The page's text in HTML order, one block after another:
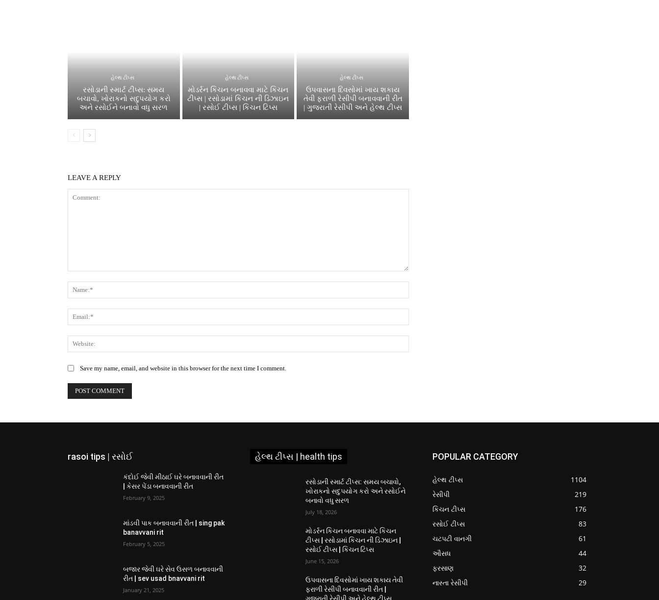
હેલ્થ ટીપ્સ
રસોડાની સ્માર્ટ ટીપ્સ: સમય
બચાવો, ખોરાકનો સદુપયોગ કરો
અને રસોઈને બનાવો વધુ સરળ
હેલ્થ ટીપ્સ
મોડર્રન કિચન બનાવવા માટે કિચન
ટીપ્સ | રસોડામાં કિચન ની ડિઝાઇન
| રસોઈ ટીપ્સ | કિચન ટિપ્સ
હેલ્થ ટીપ્સ
ઉપવાસના દિવસોમાં ખાય શકાય
તેવી ફરાળી રેસીપી બનાવવાની રીત
| ગુજરાતી રેસીપી અને હેલ્થ ટીપ્સ
LEAVE A REPLY
Save my name, email, and website in this browser for the next time I comment.
rasoi tips | રસોઈ
કંદોઈ જેવી મીઠાઈ ઘરે બનાવવાની રીત
| કેસર પેંડા બનાવવાની રીત
February 9, 2025
માંડવી પાક બનાવવાની રીત | sing pak
banavvani rit
February 5, 2025
બજાર જેવી ઘરે સેવ ઉસળ બનાવવાની
રીત | sev usad bnavvani rit
January 21, 2025
હેલ્થ ટીપ્સ | health tips
રસોડાની સ્માર્ટ ટીપ્સ: સમય બચાવો,
ખોરાકનો સદુપયોગ કરો અને રસોઈને
બનાવો વધુ સરળ
July 18, 2026
મોડર્રન કિચન બનાવવા માટે કિચન
ટીપ્સ | રસોડામાં કિચન ની ડિઝાઇન |
રસોઈ ટીપ્સ | કિચન ટિપ્સ
June 15, 2026
ઉપવાસના દિવસોમાં ખાય શકાય તેવી
ફરાળી રેસીપી બનાવવાની રીત |
ગુજરાતી રેસીપી અને હેલ્થ ટીપ્સ
POPULAR CATEGORY
હેલ્થ ટીપ્સ
1104
રેસીપી
219
કિચન ટીપ્સ
176
રસોઈ ટીપ્સ
83
ચટપટી વાનગી
61
ઔસધ
44
ફરસાણ
32
નાસ્તા રેસીપી
29